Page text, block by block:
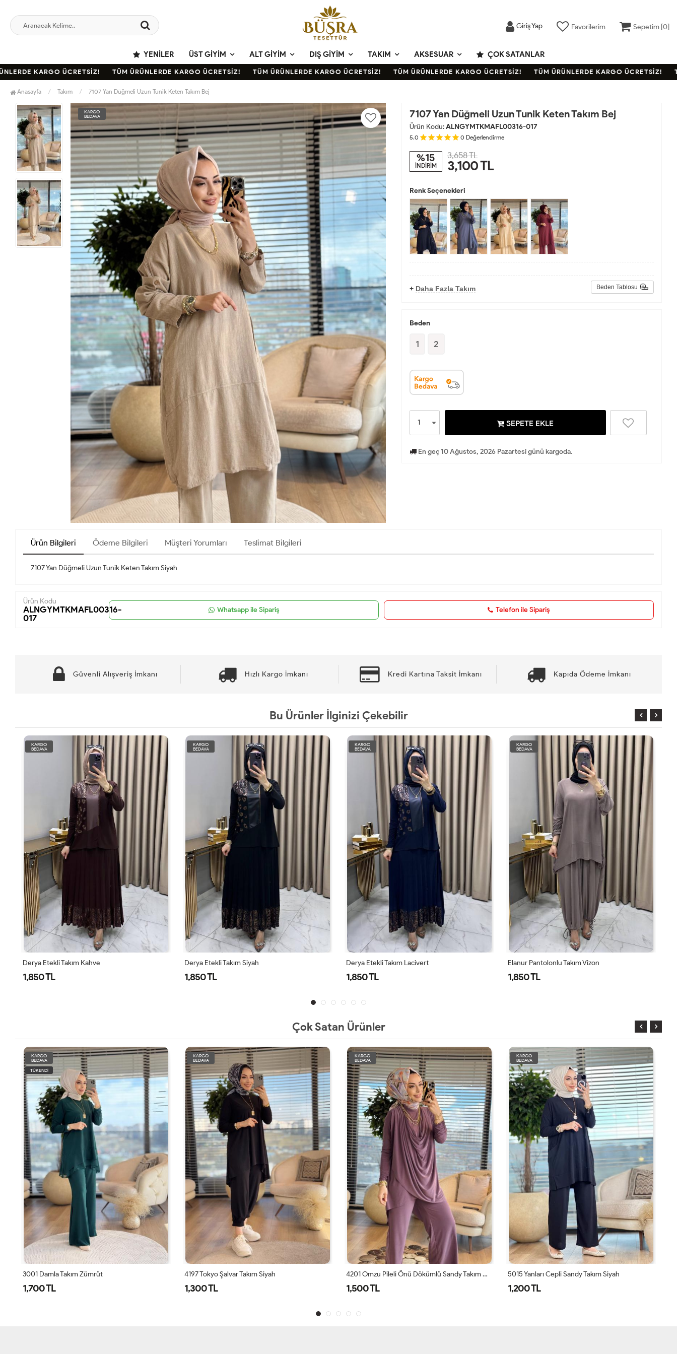
Giriş Yap Favorilerim Sepetim [0]
YENILER ÜST GIYIM ALT GIYIM DIŞ GIYIM TAKIM AKSESUAR ÇOK SATANLAR
KARGO ÜCRETSİZ! TÜM ÜRÜNLERDE KARGO ÜCRETSİZ! TÜM ÜRÜNLERDE KARGO ÜCRETSİZ! TÜM ÜRÜNLERDE KARGO ÜCRETSİZ! TÜM ÜRÜNLERDE KARGO ÜCRETSİZ!
Anasayfa Takım 7107 Yan Düğmeli Uzun Tunik Keten Takım Bej
KARGO
BEDAVA
7107 Yan Düğmeli Uzun Tunik Keten Takım Bej
Ürün Kodu:ALNGYMTKMAFL00316-017
5.0 0 Değerlendirme
%15
İNDİRİM
3,658 TL
3,100TL
Renk Seçenekleri
+ Daha Fazla Takım Beden Tablosu
Beden
1 2
SEPETE EKLE
En geç 10 Ağustos, 2026 Pazartesi günü kargoda.
Ürün Bilgileri Ödeme Bilgileri Müşteri Yorumları Teslimat Bilgileri
7107 Yan Düğmeli Uzun Tunik Keten Takım Siyah
Ürün Kodu
ALNGYMTKMAFL00316-
017
Whatsapp ile Sipariş Telefon ile Sipariş
Güvenli Alışveriş İmkanı Hızlı Kargo İmkanı Kredi Kartına Taksit İmkanı Kapıda Ödeme İmkanı
Bu Ürünler İlginizi Çekebilir
KARGO
BEDAVA
Derya Etekli Takım Kahve
1,850 TL
KARGO
BEDAVA
Derya Etekli Takım Siyah
1,850 TL
KARGO
BEDAVA
Derya Etekli Takım Lacivert
1,850 TL
KARGO
BEDAVA
Elanur Pantolonlu Takım Vizon
1,850 TL
Çok Satan Ürünler
KARGO
BEDAVA
TÜKENDİ
3001 Damla Takım Zümrüt
1,700 TL
KARGO
BEDAVA
4197 Tokyo Şalvar Takım Siyah
1,300 TL
KARGO
BEDAVA
4201 Omzu Pileli Önü Dökümlü Sandy Takım Gül
1,500 TL
KARGO
BEDAVA
5015 Yanları Cepli Sandy Takım Siyah
1,200 TL